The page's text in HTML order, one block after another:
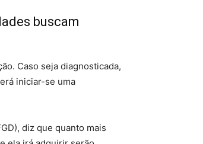
buscam
Caso seja diagnosticada,
iniciar-se uma
diz que quanto mais